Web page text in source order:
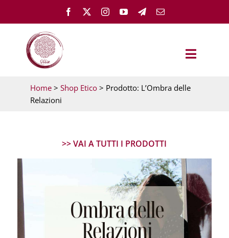
al
contenuto
Toggle
OLLÌN
GUARIGIONE EMOTIVA
MEMH ACADEMY
FEMMINILE ESSENZIALE
Home >Shop Etico > Prodotto: L’Ombra delle
Relazioni
>> VAI A TUTTI I PRODOTTI